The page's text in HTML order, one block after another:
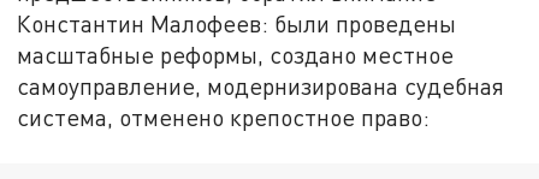
Константин Малофеев: были проведены
масштабные реформы, создано местное
самоуправление, модернизирована судебная
система, отменено крепостное право: